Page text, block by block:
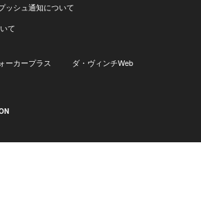
ッシュ通知について
て
ーカープラス
ダ・ヴィンチWeb